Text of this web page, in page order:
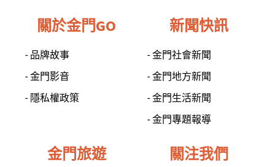
關於金門GO
- 品牌故事
- 金門影音
- 隱私權政策
新聞快訊
- 金門社會新聞
- 金門地方新聞
- 金門生活新聞
- 金門專題報導
金門旅遊 關注我們